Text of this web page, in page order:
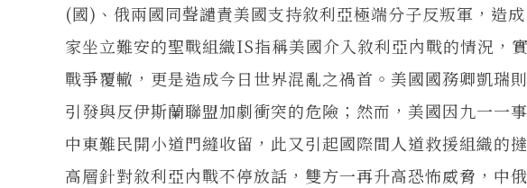
(國)、俄兩國同聲譴責美國支持敘利亞極端分子反叛軍，造
家坐立難安的聖戰組織IS指稱美國介入敘利亞內戰的情況，
戰爭覆轍，更是造成今日世界混亂之禍首。美國國務卿凱瑞
引發與反伊斯蘭聯盟加劇衝突的危險；然而，美國因九一一
中東難民開小道門縫收留，此又引起國際間人道救援組織的
高層針對敘利亞內戰不停放話，雙方一再升高恐怖威脅，中